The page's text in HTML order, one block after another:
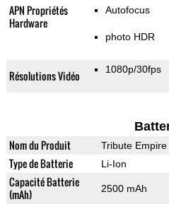
APN Propriétés
Hardware
Autofocus
photo HDR
Résolutions Vidéo 1080p/30fps
Nom du Produit Tribute Empire
Type de Batterie Li-Ion
Capacité Batterie
(mAh)
2500 mAh